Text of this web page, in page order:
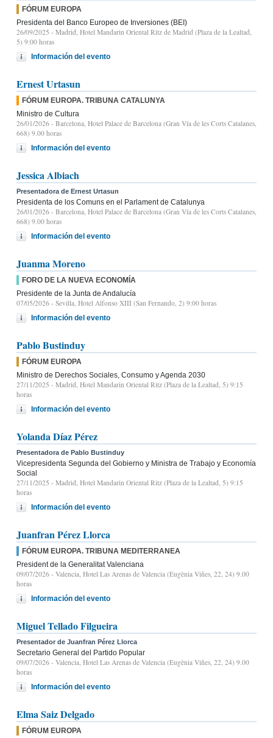
FÓRUM EUROPA
Presidenta del Banco Europeo de Inversiones (BEI)
26/09/2025 - Madrid, Hotel Mandarin Oriental Ritz de Madrid (Plaza de la Lealtad,
5) 9:00 horas
Información del evento
Ernest Urtasun
FÓRUM EUROPA. TRIBUNA CATALUNYA
Ministro de Cultura
26/01/2026 - Barcelona, Hotel Palace de Barcelona (Gran Vía de les Corts Catalanes,
668) 9.00 horas
Información del evento
Jessica Albiach
Presentadora de Ernest Urtasun
Presidenta de los Comuns en el Parlament de Catalunya
26/01/2026 - Barcelona, Hotel Palace de Barcelona (Gran Vía de les Corts Catalanes,
668) 9.00 horas
Información del evento
Juanma Moreno
FORO DE LA NUEVA ECONOMÍA
Presidente de la Junta de Andalucía
07/05/2026 - Sevilla, Hotel Alfonso XIII (San Fernando, 2) 9:00 horas
Información del evento
Pablo Bustinduy
FÓRUM EUROPA
Ministro de Derechos Sociales, Consumo y Agenda 2030
27/11/2025 - Madrid, Hotel Mandarin Oriental Ritz (Plaza de la Lealtad, 5) 9:15
horas
Información del evento
Yolanda Díaz Pérez
Presentadora de Pablo Bustinduy
Vicepresidenta Segunda del Gobierno y Ministra de Trabajo y Economía
Social
27/11/2025 - Madrid, Hotel Mandarin Oriental Ritz (Plaza de la Lealtad, 5) 9:15
horas
Información del evento
Juanfran Pérez Llorca
FÓRUM EUROPA. TRIBUNA MEDITERRANEA
President de la Generalitat Valenciana
09/07/2026 - Valencia, Hotel Las Arenas de Valencia (Eugènia Viñes, 22, 24) 9.00
horas
Información del evento
Miguel Tellado Filgueira
Presentador de Juanfran Pérez Llorca
Secretario General del Partido Popular
09/07/2026 - Valencia, Hotel Las Arenas de Valencia (Eugènia Viñes, 22, 24) 9.00
horas
Información del evento
Elma Saiz Delgado
FÓRUM EUROPA